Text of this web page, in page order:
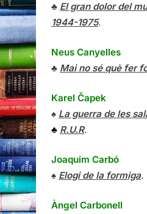
♣ El gran dolor del
1944-1975.
Neus Canyelles
♣ Mai no sé què fer
Karel Čapek
♠ La guerra de les
♣ R.U.R.
Joaquim Carbó
♠ Elogi de la formiga.
Àngel Carbonell